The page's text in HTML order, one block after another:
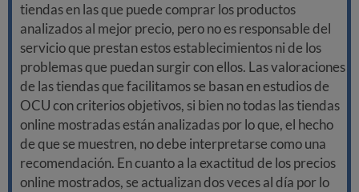
tiendas en las que puede comprar los productos
analizados al mejor precio, pero no es responsable del
servicio que prestan estos establecimientos ni de los
problemas que puedan surgir con ellos. Las valoraciones
de las tiendas que facilitamos se basan en estudios de
OCU con criterios objetivos, si bien no todas las tiendas
online mostradas están analizadas por lo que, el hecho
de que se muestren, no debe interpretarse como una
recomendación. En cuanto a la exactitud de los precios
online mostrados, se actualizan dos veces al día por lo